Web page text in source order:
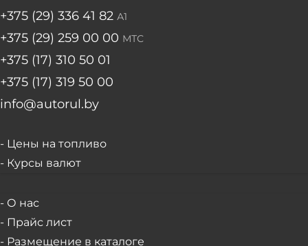
+375 (29) 336 41 82 А1
+375 (29) 259 00 00 МТС
+375 (17) 310 50 01
+375 (17) 319 50 00
info@autorul.by
- Цены на топливо
- Курсы валют
- О нас
- Прайс лист
- Размещение в каталоге